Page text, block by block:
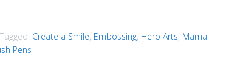
Tagged: Create a Smile, Embossing, Hero Arts, Mama
Pens